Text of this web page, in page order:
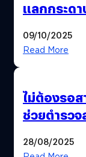
แลกกระด
09/10/2025
Read More
ไม่ต้องรอส
ช่วยตำรว
28/08/2025